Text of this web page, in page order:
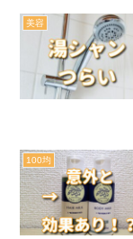
美容
100均